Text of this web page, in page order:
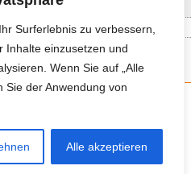
Surferlebnis zu verbessern,
Inhalte einzusetzen und
Wenn Sie auf „Alle
Sie der Anwendung von
Alle akzeptieren
Eltern für Kinder e. V.
Traunstein e. V